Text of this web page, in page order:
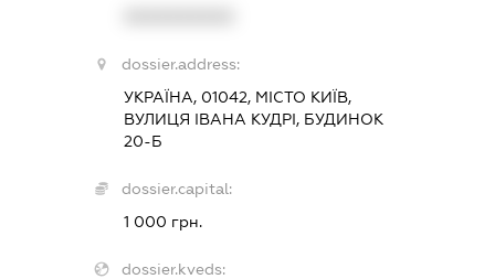
dossier.address:
УКРАЇНА, 01042, МІСТО КИЇВ,
ВУЛИЦЯ ІВАНА КУДРІ, БУДИНОК
20-Б
dossier.capital:
1 000 грн.
dossier.kveds: